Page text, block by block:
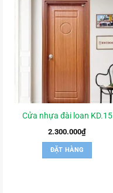
Cửa nhựa đài loan KD.15
2.300.000₫
ĐẶT HÀNG